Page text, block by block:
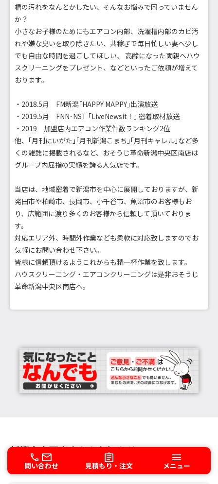
槽の汚れをなんとかしたい、そんなお悩みで困っていません
か？
小さなお子様のためにもエアコン内部、洗濯槽内部のカビ汚
れや嫌な臭いを取り除きたい、共稼ぎで毎日忙しい妻へ少し
でも自由な時間を過ごしてほしい、 高齢になった両親へハウ
スクリーニングをプレゼント、などといったご依頼が増えて
おります。
・2018.5月 FM新潟｢HAPPY MAPPY｣出演放送
・2019.5月 FNN･NST ｢LiveNewsit！｣ 密着取材放送
・2019 加盟店内エアコン作業件数ランキング2位
他、｢月刊にいがた｣｢月刊新潟こまち｣｢月刊キャレル｣など多
くの雑誌に掲載されるなど、おそうじ革命新潟中央区南店は
グループ内屈指の実績を誇る人気店です。
当店は、地域密着で新潟市を中心に展開しておりますが、新
発田市や柏崎市、長岡市、小千谷市、魚沼市のお客様もお
り、広範囲に渡り多くのお客様から信頼して頂いておりま
す。
対応エリア外、時間外作業なども柔軟に対応致しますのでお
気軽にお問い合わせ下さい。
皆様に信頼頂けるようこれからも精一杯作業を致します。
ハウスクリーニング・エアコンクリーニングは是非おそうじ
革命新潟中央区南店へ。
新潟中央区南店からお知らせ
問い合わせ 見積もり・注文 メニュー